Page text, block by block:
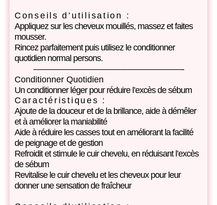
Conseils d’utilisation :
Appliquez sur les cheveux mouillés, massez et faites
mousser.
Rincez parfaitement puis utilisez le conditionner
quotidien normal persons.
——————————————————-
Conditionner Quotidien
Un conditionner léger pour réduire l’excès de sébum
Caractéristiques :
Ajoute de la douceur et de la brillance, aide à démêler
et à améliorer la maniabilité
Aide à réduire les casses tout en améliorant la facilité
de peignage et de gestion
Refroidit et stimule le cuir chevelu, en réduisant l’excès
de sébum
Revitalise le cuir chevelu et les cheveux pour leur
donner une sensation de fraîcheur